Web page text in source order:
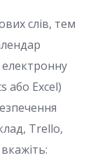
слів, тем
електронну
або Excel)
Trello,